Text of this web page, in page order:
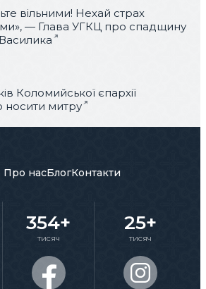
вільними! Нехай страх
— Глава УГКЦ про спадщину
Коломийської єпархії
носити митру
Про насБлогКонтакти
354+
тисяч
25+
тисяч